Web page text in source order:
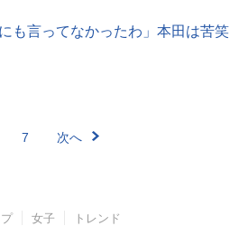
も言ってなかったわ」本田は苦笑
7 次へ
女子 トレンド